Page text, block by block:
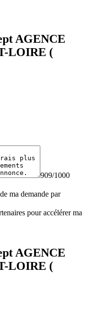
AGENCE
LOIRE (
909/1000
ma demande par
pour accélérer ma
AGENCE
LOIRE (